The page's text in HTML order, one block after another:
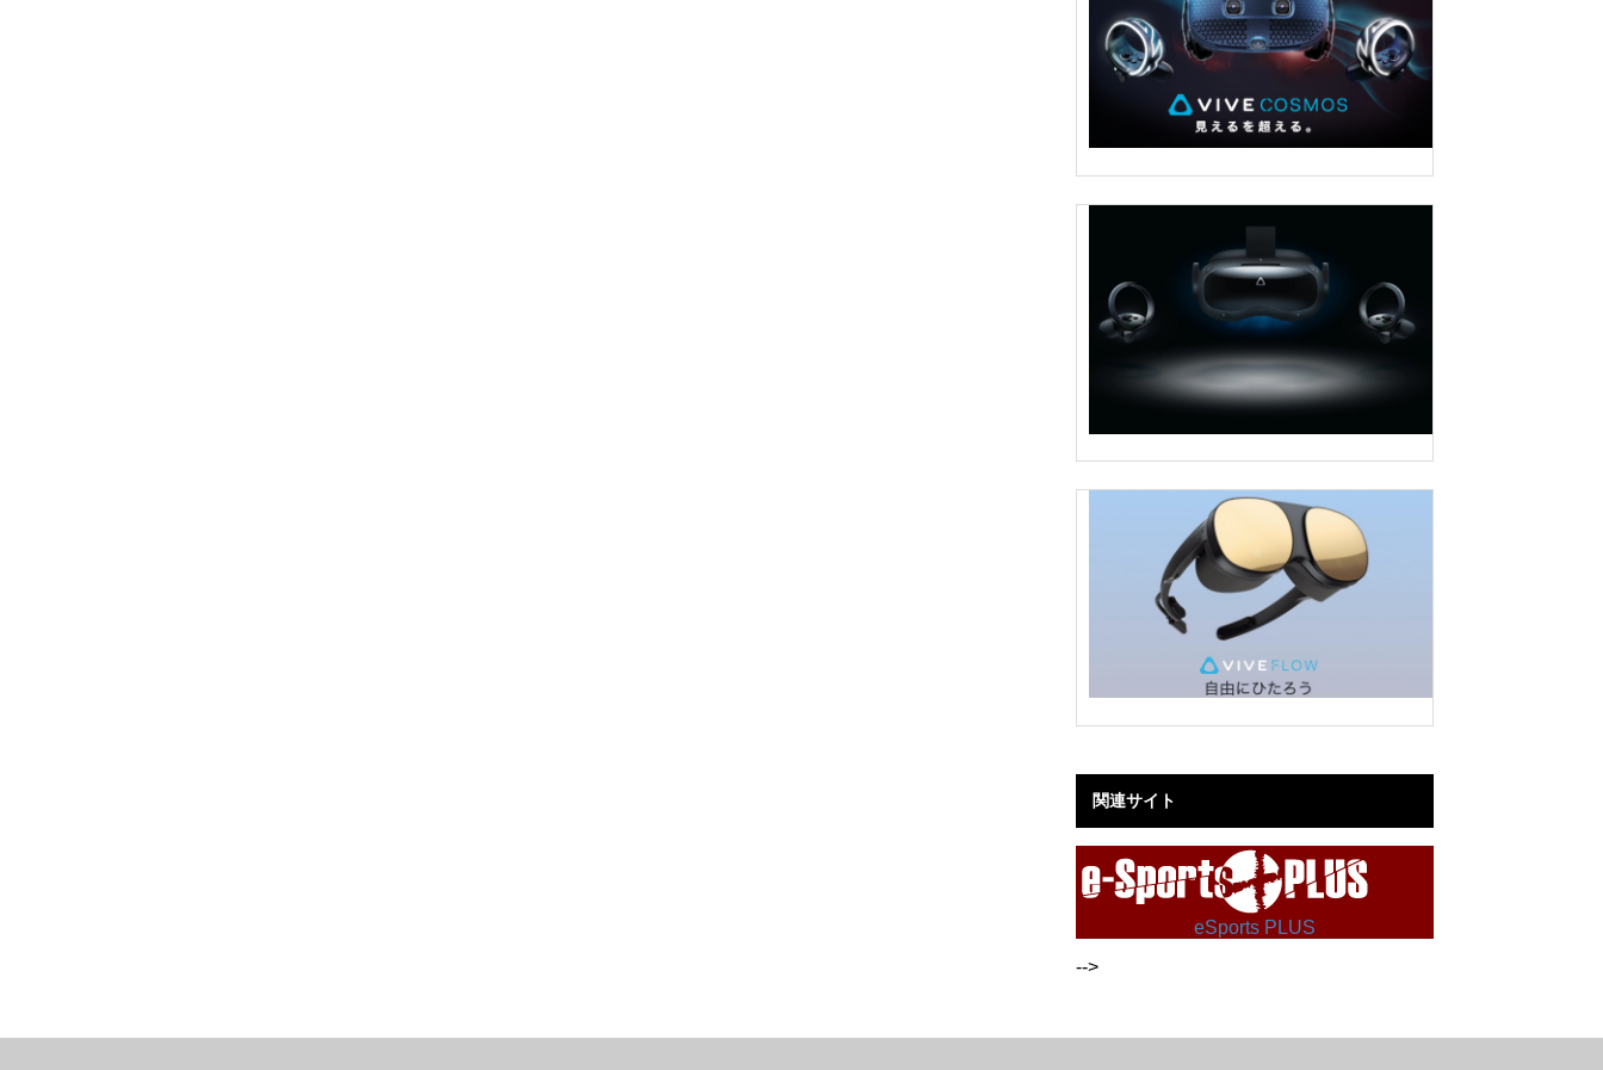
関連サイト
eSports PLUS
-->